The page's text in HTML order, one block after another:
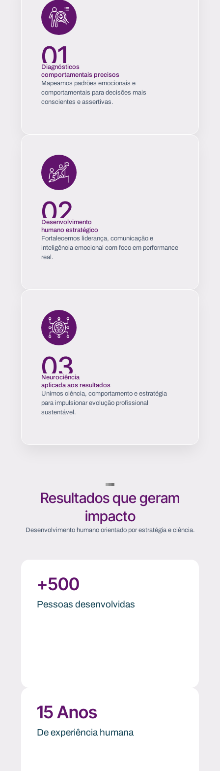
Diagnósticos
comportamentais precisos
Mapeamos padrões emocionais e
comportamentais para decisões mais
conscientes e assertivas.
Desenvolvimento
humano estratégico
Fortalecemos liderança, comunicação e
inteligência emocional com foco em performance
real.
Neurociência
aplicada aos resultados
Unimos ciência, comportamento e estratégia
para impulsionar evolução profissional
sustentável.
Resultados que geram
impacto
Desenvolvimento humano orientado por estratégia e ciência.
Pessoas desenvolvidas
+500
De experiência humana
15 Anos